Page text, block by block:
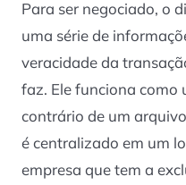
Para ser negociado, o
uma série de
veracidade da
faz. Ele funciona como
contrário de um
é centralizado em um
empresa que tem a